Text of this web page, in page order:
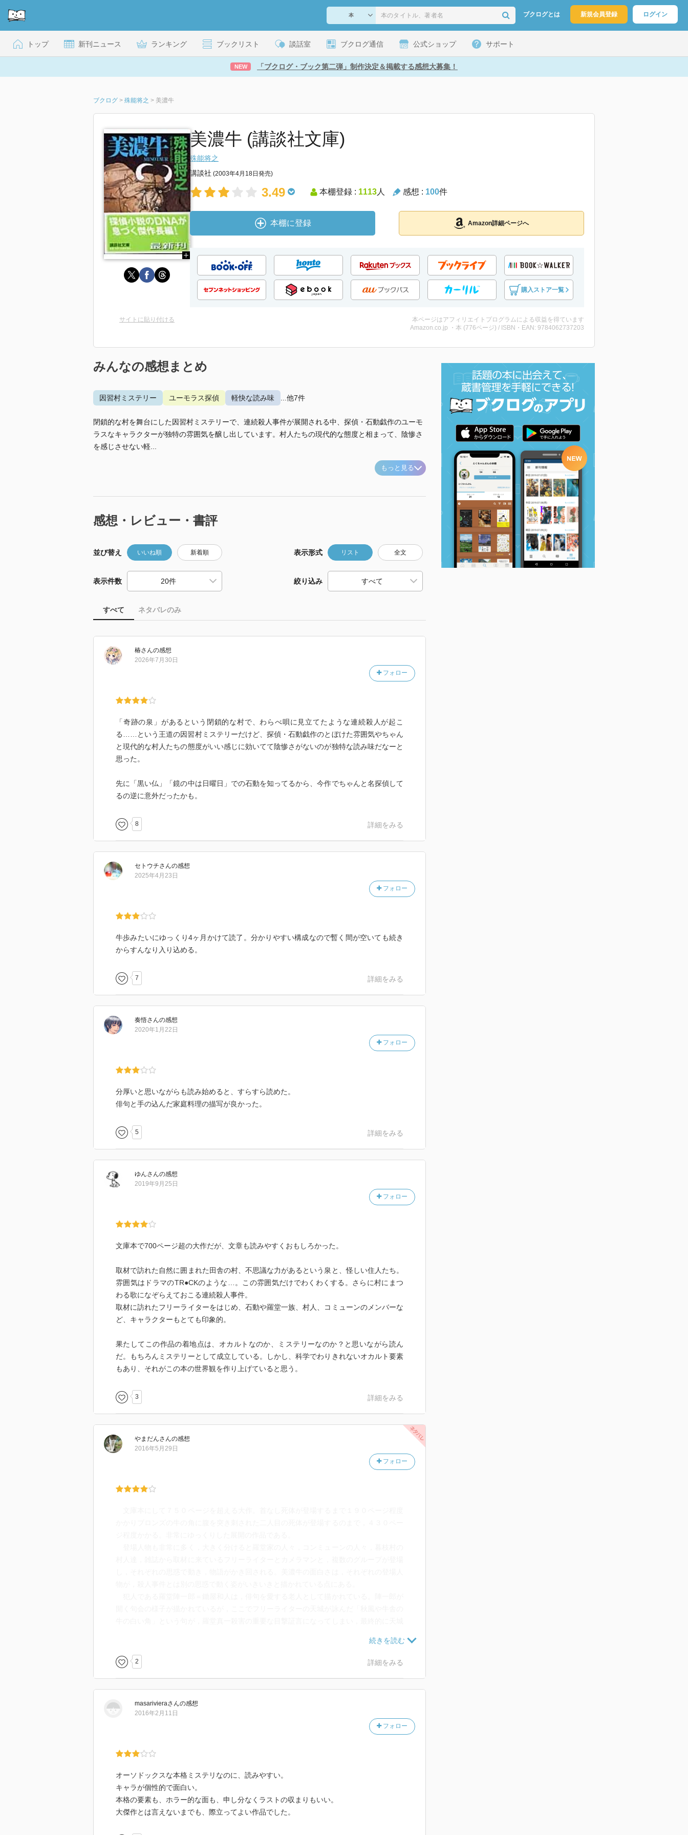
ブクログとは 新規会員登録 ログイン
トップ 新刊ニュース ランキング ブックリスト 談話室 ブクログ通信 公式ショップ サポート
NEW 「ブクログ・ブック第二弾」制作決定＆掲載する感想大募集！
ブクログ > 殊能将之 > 美濃牛
美濃牛 (講談社文庫)
殊能将之
講談社 (2003年4月18日発売)
3.49 本棚登録 : 1113人 感想 : 100件
本棚に登録 Amazon詳細ページへ
購入ストア一覧
サイトに貼り付ける
本ページはアフィリエイトプログラムによる収益を得ています
Amazon.co.jp ・本 (776ページ) / ISBN・EAN: 9784062737203
みんなの感想まとめ
因習村ミステリー ユーモラス探偵 軽快な読み味 ...他7件
閉鎖的な村を舞台にした因習村ミステリーで、連続殺人事件が展開される中、探偵・石動戯作のユーモ
ラスなキャラクターが独特の雰囲気を醸し出しています。村人たちの現代的な態度と相まって、陰惨さ
を感じさせない軽...
もっと見る
感想・レビュー・書評
並び替え いいね順 新着順 表示形式 リスト 全文
表示件数 絞り込み
すべて ネタバレのみ
椿さんの感想
フォロー
2026年7月30日
「奇跡の泉」があるという閉鎖的な村で、わらべ唄に見立てたような連続殺人が起こ
る……という王道の因習村ミステリーだけど、探偵・石動戯作のとぼけた雰囲気やちゃん
と現代的な村人たちの態度がいい感じに効いてて陰惨さがないのが独特な読み味だなーと
思った。
先に「黒い仏」「鏡の中は日曜日」での石動を知ってるから、今作でちゃんと名探偵して
るの逆に意外だったかも。
8 詳細をみる
セトウチさんの感想
フォロー
2025年4月23日
牛歩みたいにゆっくり4ヶ月かけて読了。分かりやすい構成なので暫く間が空いても続き
からすんなり入り込める。
7 詳細をみる
奏悟さんの感想
フォロー
2020年1月22日
分厚いと思いながらも読み始めると、すらすら読めた。
俳句と手の込んだ家庭料理の描写が良かった。
5 詳細をみる
ゆんさんの感想
フォロー
2019年9月25日
文庫本で700ページ超の大作だが、文章も読みやすくおもしろかった。
取材で訪れた自然に囲まれた田舎の村、不思議な力があるという泉と、怪しい住人たち。
雰囲気はドラマのTR●CKのような…。この雰囲気だけでわくわくする。さらに村にまつ
わる歌になぞらえておこる連続殺人事件。
取材に訪れたフリーライターをはじめ、石動や羅堂一族、村人、コミューンのメンバーな
ど、キャラクターもとても印象的。
果たしてこの作品の着地点は、オカルトなのか、ミステリーなのか？と思いながら読ん
だ。もちろんミステリーとして成立している。しかし、科学でわりきれないオカルト要素
もあり、それがこの本の世界観を作り上げていると思う。
3 詳細をみる
やまだんさんの感想
フォロー
2016年5月29日
もあり，句会が事件に関係がないシーンとして描かれていると思って読んでいたので，感
心してしまった。
ミステリとしては全体として冗長であり，横溝正史作品へのオマージュとするのであれ
史作品へのオマージュではなく，横溝正史が描きそうな世界へのオマージュであるように
ミステリとしてのこの作品のポイントは，羅堂陣一郎（＝鋤屋和人）が，羅堂一族との
ある。自殺を猟奇的な殺人と見せかけることで，猟奇的な連続殺人事件が生じてもおかし
予測していたという点。
実行犯になれる何者かが裏に存在し，連続殺人をプロデュースするという構造は，Yの
悲劇に通じるものがある。羅堂陣一郎（＝鋤屋和人）のお手伝いであるお栄さんが，羅堂
哲史の首を切断したというのはシュールだが，お栄さんの行動がやや不自然であること，
2 詳細をみる
masarivieraさんの感想
フォロー
2016年2月11日
オーソドックスな本格ミステリなのに、読みやすい。
キャラが個性的で面白い。
本格の要素も、ホラー的な面も、申し分なくラストの収まりもいい。
大傑作とは言えないまでも、際立ってよい作品でした。